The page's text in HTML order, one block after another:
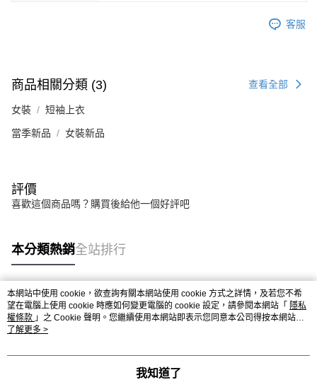
客服
商品相關分類 (3) 查看全部
女裝 短袖上衣
當季新品 女裝新品
評價
喜歡這個商品嗎？購買後給他一個好評吧
本分類熱銷全站排行
熱門標籤
本網站中使用 cookie，欲查詢有關本網站使用 cookie 方式之詳情，及若您不希
望在電腦上使用 cookie 時應如何變更電腦的 cookie 設定，請參閱本網站「 隱私
權條款 」之 Cookie 聲明。您繼續使用本網站即表示您同意本公司得按本網站使
用條款之 Cookie 聲明使用 cookie。
了解更多 >
我知道了